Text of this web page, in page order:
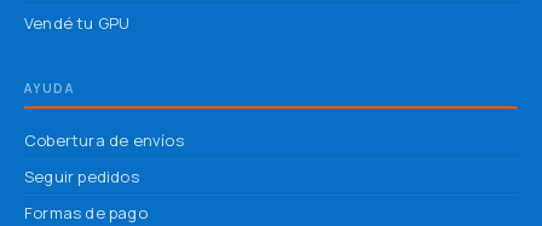
Vendé tu GPU
AYUDA
Cobertura de envíos
Seguir pedidos
Formas de pago